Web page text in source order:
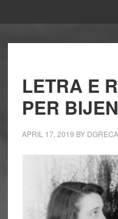
LETRA E
PER
APRIL 17, 2019 BY DGRECA